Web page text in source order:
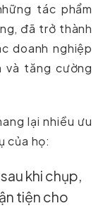
tác phẩm
đã trở thành
doanh nghiệp
và tăng cường
lại nhiều ưu
của họ:
khi chụp,
tiện cho